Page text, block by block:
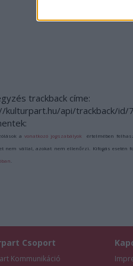
trackback címe:
kulturpart.hu/api/trackback/id/
avonatkozó jogszabályok értelmében
nem vállal, azokat nem ellenőrzi. Kifogás esetén
Csoport
Kommunikáció